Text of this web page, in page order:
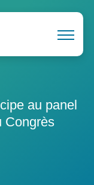
au panel
Congrès